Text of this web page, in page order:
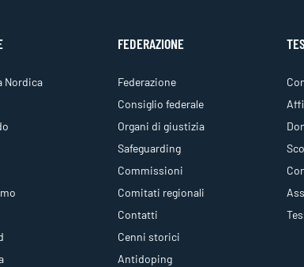
Nordica
FEDERAZIONE
Federazione
Consiglio federale
Organi di giustizia
Safeguarding
Commissioni
Comitati regionali
Contatti
Cenni storici
Antidoping